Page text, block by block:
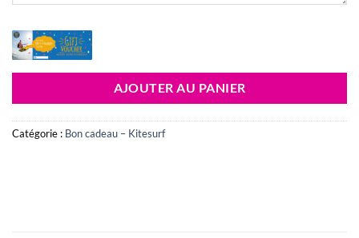
AJOUTER AU PANIER
Catégorie : Bon cadeau – Kitesurf